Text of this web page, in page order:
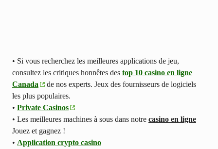
• Si vous recherchez les meilleures applications de jeu,
consultez les critiques honnêtes des top 10 casino en ligne
Canada
de nos experts. Jeux des fournisseurs de logiciels
les plus populaires.
• Private Casinos
• Les meilleures machines à sous dans notre casino en ligne
Jouez et gagnez !
• Application crypto casino